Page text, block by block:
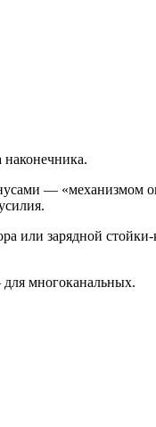
— «механизмом
или зарядной
многоканальных.